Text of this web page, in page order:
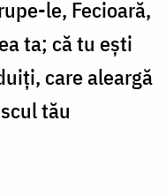
le, Fecioară,
ta; că tu eşti
care aleargă
tău